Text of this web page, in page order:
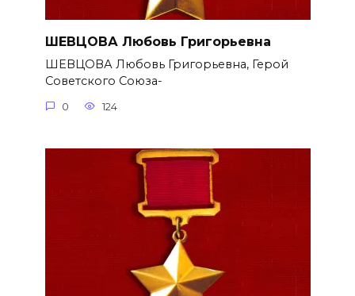
ШЕВЦОВА Любовь Григорьевна
ШЕВЦОВА Любовь Григорьевна, Герой
Советского Союза-
0 124